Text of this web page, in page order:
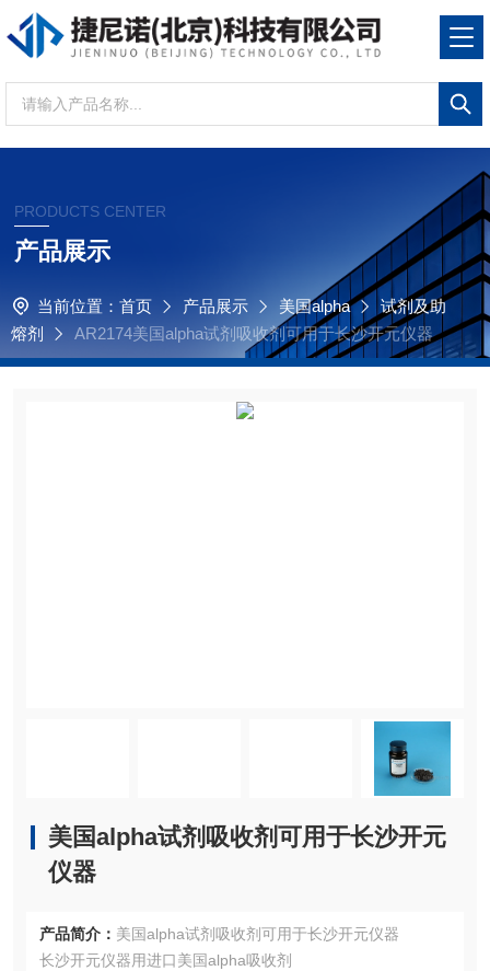
PRODUCTS CENTER
产品展示
当前位置： 首页 产品展示 美国alpha
试剂及助
熔剂
AR2174美国alpha试剂吸收剂可用于长沙开元仪器
美国alpha试剂吸收剂可用于长沙开元
仪器
产品简介： 美国alpha试剂吸收剂可用于长沙开元仪器
长沙开元仪器用进口美国alpha吸收剂